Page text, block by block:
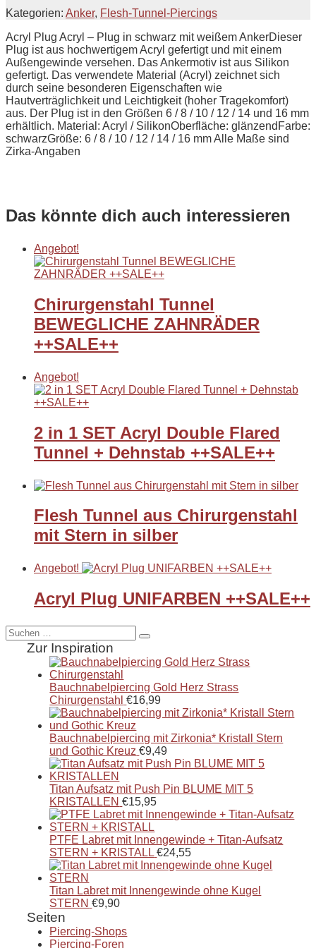
Kategorien: Anker, Flesh-Tunnel-Piercings
Acryl Plug Acryl – Plug in schwarz mit weißem AnkerDieser
Plug ist aus hochwertigem Acryl gefertigt und mit einem
Außengewinde versehen. Das Ankermotiv ist aus Silikon
gefertigt. Das verwendete Material (Acryl) zeichnet sich
durch seine besonderen Eigenschaften wie
Hautverträglichkeit und Leichtigkeit (hoher Tragekomfort)
aus. Der Plug ist in den Größen 6 / 8 / 10 / 12 / 14 und 16 mm
erhältlich. Material: Acryl / SilikonOberfläche: glänzendFarbe:
schwarzGröße: 6 / 8 / 10 / 12 / 14 / 16 mm Alle Maße sind
Zirka-Angaben
Das könnte dich auch interessieren
Angebot!
Chirurgenstahl Tunnel
BEWEGLICHE ZAHNRÄDER
++SALE++
Angebot!
2 in 1 SET Acryl Double Flared
Tunnel + Dehnstab ++SALE++
Flesh Tunnel aus Chirurgenstahl
mit Stern in silber
Angebot!
Acryl Plug UNIFARBEN ++SALE++
Suche
nach:Zur Inspiration
Bauchnabelpiercing Gold Herz Strass
Chirurgenstahl €16,99
Bauchnabelpiercing mit Zirkonia* Kristall Stern
und Gothic Kreuz €9,49
Titan Aufsatz mit Push Pin BLUME MIT 5
KRISTALLEN €15,95
PTFE Labret mit Innengewinde + Titan-Aufsatz
STERN + KRISTALL €24,55
Titan Labret mit Innengewinde ohne Kugel
STERN €9,90
Seiten
Piercing-Shops
Piercing-Foren